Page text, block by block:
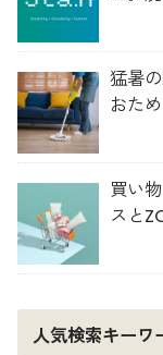
猛暑
おた
買い
スと
人気検索キーワ